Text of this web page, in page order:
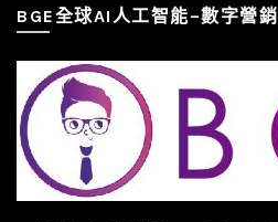
BGE全球AI人工智能–數字營銷